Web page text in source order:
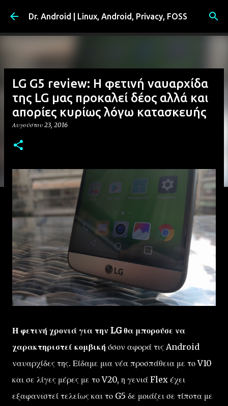
Μετάβαση στο κύριο περιεχόμενο
Dr. Android | Linux, Android, Privacy, FOSS
LG G5 review: Η φετινή ναυαρχίδα
της LG μας προκαλεί δέος αλλά και
απορίες κυρίως λόγω κατασκευής
Αυγούστου 23, 2016
Η φετινή χρονιά για την LG θα μπορούσε να
χαρακτηριστεί κομβική όσον αφορά τις Android
ναυαρχίδες της. Είδαμε μια νέα προσπάθεια με το V10
και σε λίγες μέρες με το V20, η γενιά Flex έχει
εξαφανιστεί τελείως και το G5 δε μοιάζει σε τίποτα με